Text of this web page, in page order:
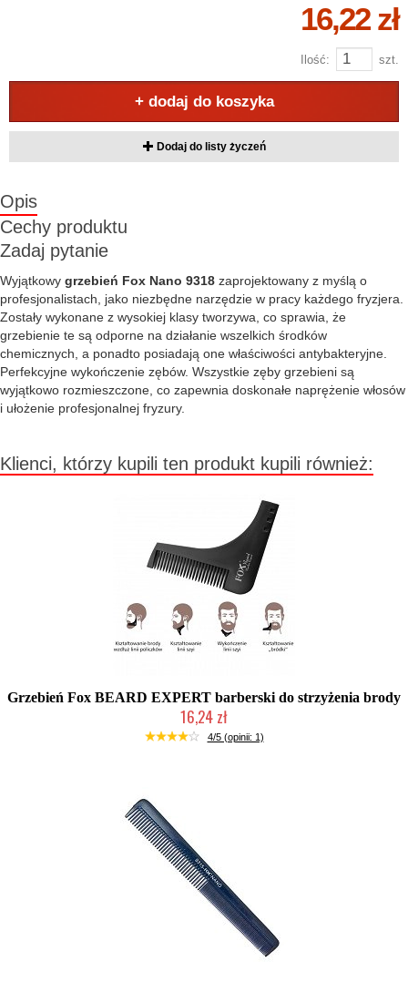
16,22 zł
Ilość: szt.
+ dodaj do koszyka
Dodaj do listy życzeń
Opis
Cechy produktu
Zadaj pytanie
Wyjątkowy grzebień Fox Nano 9318 zaprojektowany z myślą o
profesjonalistach, jako niezbędne narzędzie w pracy każdego fryzjera.
Zostały wykonane z wysokiej klasy tworzywa, co sprawia, że
grzebienie te są odporne na działanie wszelkich środków
chemicznych, a ponadto posiadają one właściwości antybakteryjne.
Perfekcyjne wykończenie zębów. Wszystkie zęby grzebieni są
wyjątkowo rozmieszczone, co zapewnia doskonałe naprężenie włosów
i ułożenie profesjonalnej fryzury.
Klienci, którzy kupili ten produkt kupili również:
Grzebień Fox BEARD EXPERT barberski do strzyżenia brody
16,24 zł
Chwilowo niedostępny
4/5 (opinii: 1)